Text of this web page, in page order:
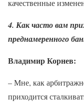
качественные
4. Как часто вам
преднамеренного
Владимир Корнев:
– Мне, как
приходится